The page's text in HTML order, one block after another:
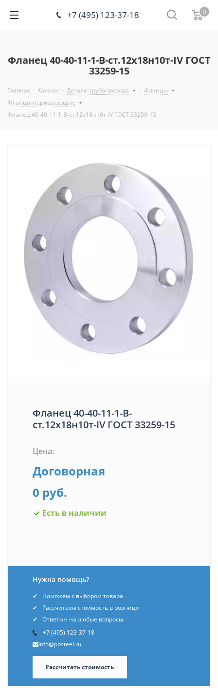
+7 (495) 123-37-18 0
Фланец 40-40-11-1-B-ст.12х18н10т-IV ГОСТ
33259-15
Главная - Каталог - Детали трубопровода - Фланцы
-
Фланцы нержавеющие
-
Фланец 40-40-11-1-B-ст.12х18н10т-IV ГОСТ 33259-15
Фланец 40-40-11-1-B-
ст.12х18н10т-IV ГОСТ 33259-15
Цена:
Договорная
0 руб.
Есть в наличии
Нужна помощь?
Поможем с выбором товара
Рассчитаем стоимость в розницу
Ответим на любые вопросы
+7 (495) 123-37-18
info@pbsteel.ru
Рассчитать стоимость